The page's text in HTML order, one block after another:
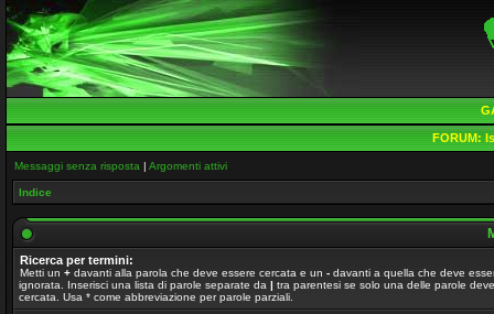
FORUM:
Messaggi senza risposta | Argomenti attivi
Indice
Ricerca per termini:
Metti un + davanti alla parola che deve essere cercata e un - davanti a quella che deve
ignorata. Inserisci una lista di parole separate da | tra parentesi se solo una delle parole
cercata. Usa * come abbreviazione per parole parziali.